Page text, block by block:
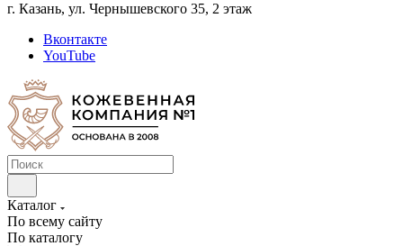
г. Казань, ул. Чернышевского 35, 2 этаж
Вконтакте
YouTube
Каталог
По всему сайту
По каталогу